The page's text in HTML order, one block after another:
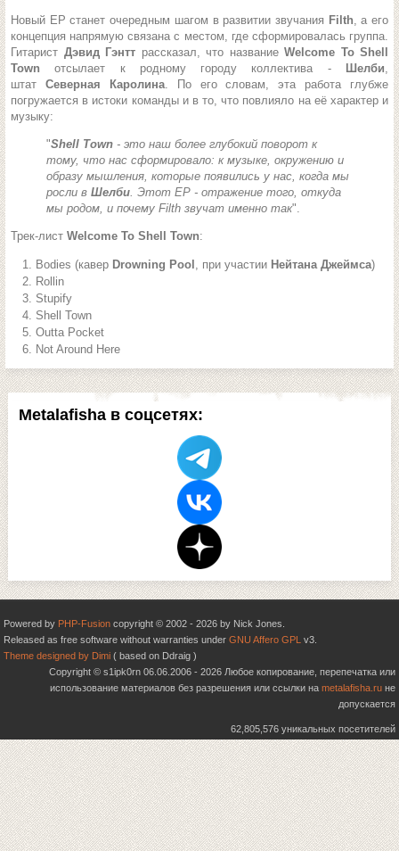
Metalafisha в соцсетях:
Новый EP станет очередным шагом в развитии звучания Filth, а его
концепция напрямую связана с местом, где сформировалась группа.
Гитарист Дэвид Гэнтт рассказал, что название Welcome To Shell
Townотсылает к родному городу коллектива - Шелби,
штат Северная Каролина. По его словам, эта работа глубже
погружается в истоки команды и в то, что повлияло на её характер и
музыку:
"Shell Town - это наш более глубокий поворот к
тому, что нас сформировало: к музыке, окружению и
образу мышления, которые появились у нас, когда мы
росли в Шелби. Этот EP - отражение того, откуда
мы родом, и почему Filth звучат именно так".
Трек-лист Welcome To Shell Town:
Bodies (кавер Drowning Pool , при участии Нейтана Джеймса)
Rollin
Stupify
Shell Town
Outta Pocket
Not Around Here
Powered by PHP-Fusion copyright © 2002 - 2026 by Nick Jones.
Released as free software without warranties under GNU Affero GPL v3.
Theme designed by Dimi ( based on Ddraig )
Copyright © s1ipk0rn 06.06.2006 - 2026 Любое копирование, перепечатка или
использование материалов без разрешения или ссылки на metalafisha.ru не
допускается
62,805,576 уникальных посетителей